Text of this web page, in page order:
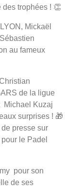
trophées ! 👏
Mickaël
au fameux
de la ligue
Michael Kuzaj
surprises ! 🎁
presse sur
le Padel
pour son
de ses